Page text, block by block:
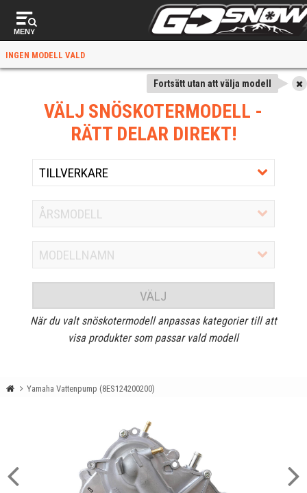
MENY
INGEN MODELL VALD
Fortsätt utan att välja modell
VÄLJ SNÖSKOTERMODELL -
RÄTT DELAR DIREKT!
VÄLJ
När du valt snöskotermodell anpassas kategorier till att
visa produkter som passar vald modell
Yamaha Vattenpump (8ES124200200)